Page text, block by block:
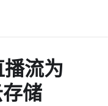
流为
储